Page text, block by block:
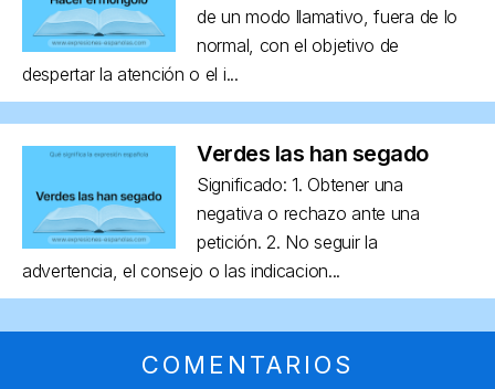
de un modo llamativo, fuera de lo
normal, con el objetivo de
despertar la atención o el i...
Verdes las han segado
Significado: 1. Obtener una
negativa o rechazo ante una
petición. 2. No seguir la
advertencia, el consejo o las indicacion...
COMENTARIOS